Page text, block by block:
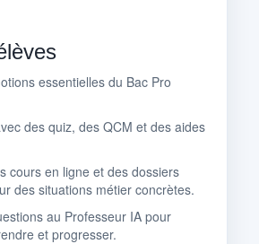
essentielles du Bac Pro
des quiz, des QCM et des aides
cours en ligne et des dossiers
des situations métier concrètes.
au Professeur IA pour
et progresser.